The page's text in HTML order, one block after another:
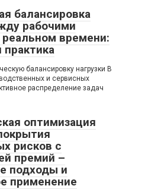
балансировка
рабочими
времени:
балансировку нагрузки В
и сервисных
распределение задач
оптимизация
рисков с
премий –
подходы и
применение